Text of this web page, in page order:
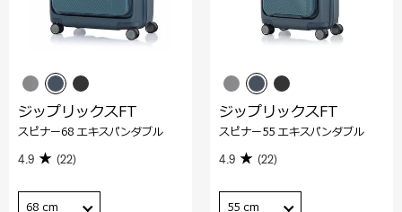
ジップリックスFT
スピナー68 エキスパンダブル
4.9 (22)
68 cm
ジップリックスFT
スピナー55 エキスパンダブル
4.9 (22)
55 cm